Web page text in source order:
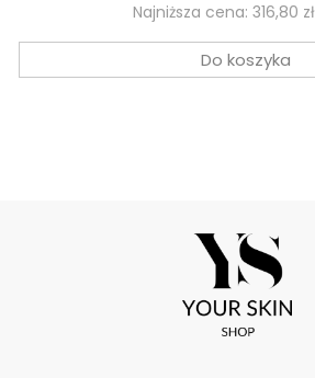
Najniższa cena: 316,80 zł
Do koszyka